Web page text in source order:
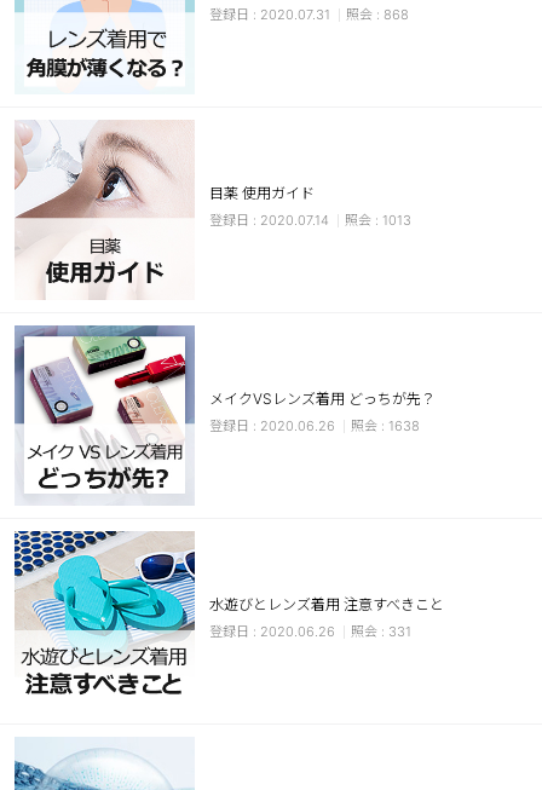
総合掲示板
カスタマーサービス
ショッピングガイド
アプリダウンロード
INSTAGRAM TWITTER
2020.07.31 868
目薬 使用ガイド
2020.07.14 1013
メイクVSレンズ着用 どっちが先？
2020.06.26 1638
水遊びとレンズ着用 注意すべきこと
2020.06.26 331